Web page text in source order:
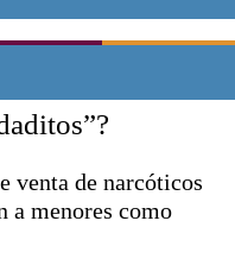
Olímpico
venta de narcóticos
a menores como